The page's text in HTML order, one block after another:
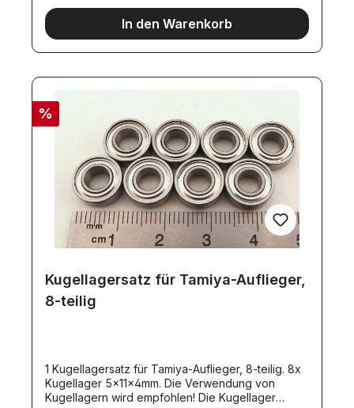
Rückleuchten (ohne
Leuchtmittel)Nummernschildplatte
HecklappeHeck-UnterfahrschutzAufliegerstützen,
mechanisch höhenverstellbarPodest
Alu/KunststoffHydraulik-ZylinderattrappeMaße:
660x185x235mm Gewicht 4.600 gr. max.Zuladung
10kg.SONDERVERKAUF - beschränkt auf
Lagervorrat!Zusätzlich im Set
enthalten:Kippspindel mit Motor (Artikel
9043)Stützenset (incl 2 Motoren), Artikel 8890
In den Warenkorb
%
Kugellagersatz für Tamiya-Auflieger,
8-teilig
1 Kugellagersatz für Tamiya-Auflieger, 8-teilig. 8x
Kugellager 5x11x4mm. Die Verwendung von
Kugellagern wird empfohlen! Die Kugellager